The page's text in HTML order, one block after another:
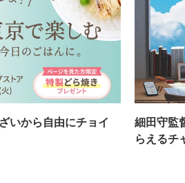
いから自由にチョイ
細田守監
らえるチ